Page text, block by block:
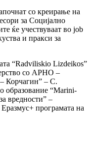
со креирање на
за Социјално
ќе учествуваат во job
и пракси за
“Radviliskio Lizdeikos”
со АРНО –
Корчагин” – С.
образование “Marini-
вредности” –
програмата на